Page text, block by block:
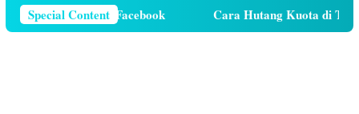
Special Content
Di Facebook Cara Hutang Kuota di Telkomsel